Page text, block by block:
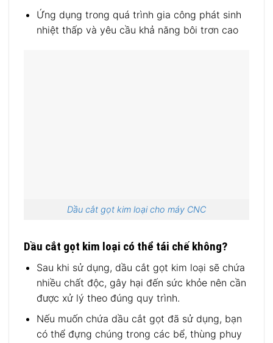
Ứng dụng trong quá trình gia công phát sinh
nhiệt thấp và yêu cầu khả năng bôi trơn cao
Dầu cắt gọt kim loại cho máy CNC
Dầu cắt gọt kim loại có thể tái chế không?
Sau khi sử dụng, dầu cắt gọt kim loại sẽ chứa
nhiều chất độc, gây hại đến sức khỏe nên cần
được xử lý theo đúng quy trình.
Nếu muốn chứa dầu cắt gọt đã sử dụng, bạn
có thể đựng chúng trong các bể, thùng phuy